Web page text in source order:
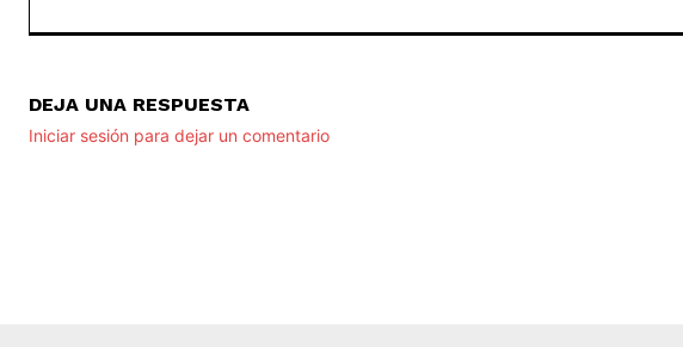
DEJA UNA RESPUESTA
Iniciar sesión para dejar un comentario